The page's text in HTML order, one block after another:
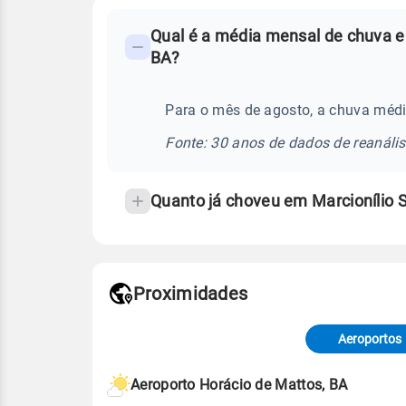
Perguntas
temperatura
Qual é a média mensal de chuva
BA?
Para o mês de agosto, a chuva
Fonte: 30 anos de dados de
Quanto já choveu em Marcionílio
de Tempo e Estudos Climáticos
Proximidades
Aeroportos
Aeroporto Horácio de Mattos, BA